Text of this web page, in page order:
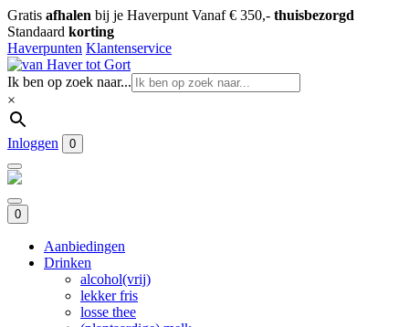
Gratis afhalen bij je Haverpunt Vanaf € 350,- thuisbezorgd
Standaard korting
Haverpunten Klantenservice
Ik ben op zoek naar...
×
Inloggen 0
0
Aanbiedingen
Drinken
alcohol(vrij)
lekker fris
losse thee